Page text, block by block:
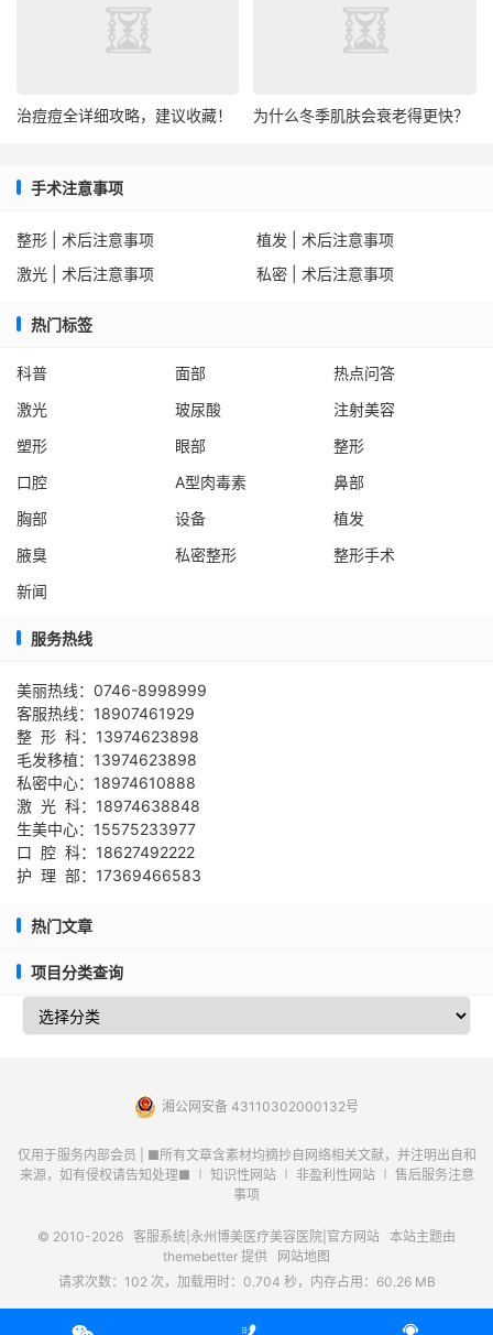
治痘痘全详细攻略，建议收藏！ 为什么冬季肌肤会衰老得更快？
手术注意事项
整形 | 术后注意事项
植发 | 术后注意事项
激光 | 术后注意事项
私密 | 术后注意事项
热门标签
科普 面部
热点问答
激光
玻尿酸
注射美容
塑形
眼部
整形
口腔
A型肉毒素
鼻部
胸部
设备
植发
腋臭
私密整形
整形手术
新闻
服务热线
美丽热线：0746-8998999
客服热线：18907461929
整 形 科：13974623898
毛发移植：13974623898
私密中心：18974610888
激 光 科：18974638848
生美中心：15575233977
口 腔 科：18627492222
护 理 部：17369466583
热门文章
项目分类查询
湘公网安备 43110302000132号
仅用于服务内部会员 | ■所有文章含素材均摘抄自网络相关文献，并注明出自和
来源，如有侵权请告知处理■ ∣ 知识性网站 ∣ 非盈利性网站 ∣ 售后服务注意
事项
© 2010-2026 客服系统|永州博美医疗美容医院|官方网站 本站主题由
themebetter 提供
网站地图
请求次数：102 次，加载用时：0.704 秒，内存占用：60.26 MB